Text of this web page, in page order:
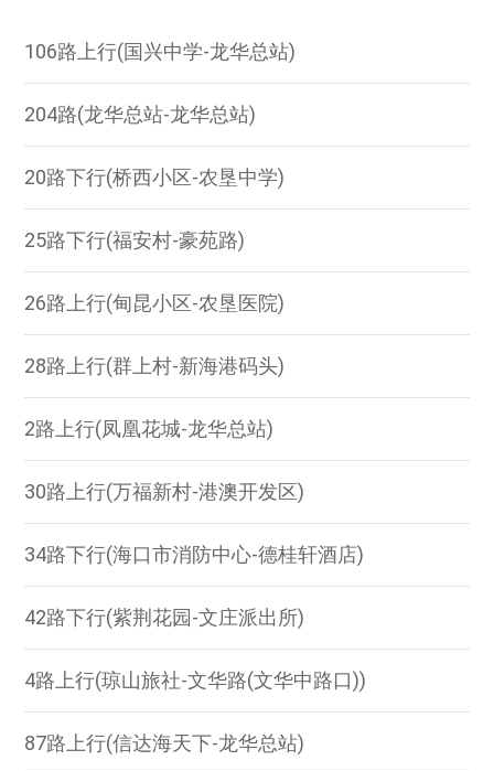
106路上行(国兴中学-龙华总站)
204路(龙华总站-龙华总站)
20路下行(桥西小区-农垦中学)
25路下行(福安村-豪苑路)
26路上行(甸昆小区-农垦医院)
28路上行(群上村-新海港码头)
2路上行(凤凰花城-龙华总站)
30路上行(万福新村-港澳开发区)
34路下行(海口市消防中心-德桂轩酒店)
42路下行(紫荆花园-文庄派出所)
4路上行(琼山旅社-文华路(文华中路口))
87路上行(信达海天下-龙华总站)